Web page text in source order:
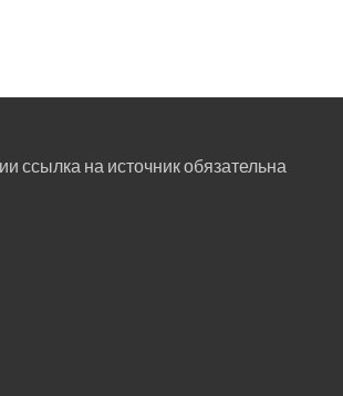
ссылка на источник обязательна